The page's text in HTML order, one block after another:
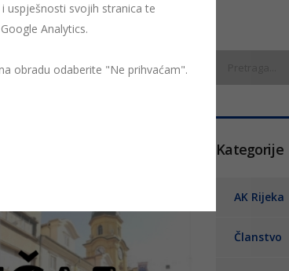
Kategorije
AK Rijeka
Članstvo
uspješnosti svojih stranica te
Analytics.
obradu odaberite "Ne prihvaćam".